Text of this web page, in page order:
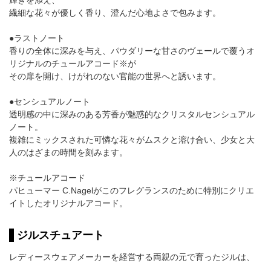
繊細な花々が優しく香り、澄んだ心地よさで包みます。
●ラストノート
香りの全体に深みを与え、パウダリーな甘さのヴェールで覆うオ
リジナルのチュールアコード※が
その扉を開け、けがれのない官能の世界へと誘います。
●センシュアルノート
透明感の中に深みのある芳香が魅惑的なクリスタルセンシュアル
ノート。
複雑にミックスされた可憐な花々がムスクと溶け合い、少女と大
人のはざまの時間を刻みます。
※チュールアコード
パヒューマー C.Nagelがこのフレグランスのために特別にクリエ
イトしたオリジナルアコード。
ジルスチュアート
レディースウェアメーカーを経営する両親の元で育ったジルは、